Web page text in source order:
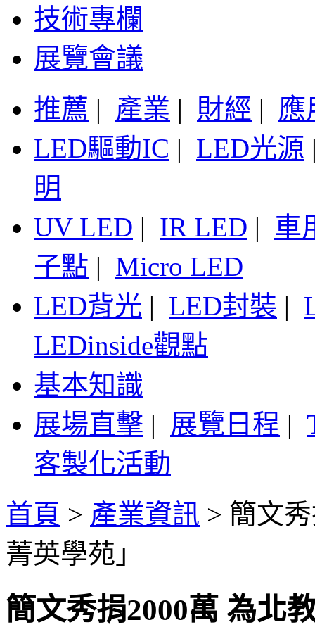
技術專欄
展覽會議
推薦 | 產業 | 財經 | 應
LED驅動IC | LED光源
明
UV LED | IR LED | 車
子點 | Micro LED
LED背光 | LED封裝 |
LEDinside觀點
基本知識
展場直擊 | 展覽日程 |
客製化活動
首頁 > 產業資訊 > 簡文
菁英學苑」
簡文秀捐2000萬 為北